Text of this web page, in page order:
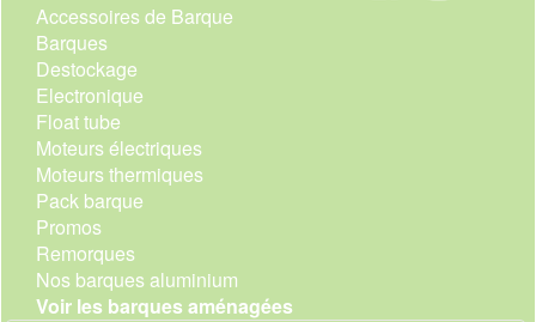
Accessoires de Barque
Barques
Destockage
Electronique
Float tube
Moteurs électriques
Moteurs thermiques
Pack barque
Promos
Remorques
Nos barques aluminium
Voir les barques aménagées